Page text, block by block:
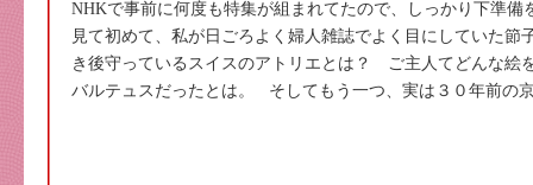
NHKで事前に何度も特集が組まれてたので、しっかり下準備
見て初めて、私が日ごろよく婦人雑誌でよく目にしていた節
き後守っているスイスのアトリエとは？ ご主人てどんな絵
バルテュスだったとは。 そしてもう一つ、実は３０年前の